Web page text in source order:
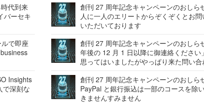
代到来
バーセキ
で即座
Insights
で深刻な
創刊 27 周年記念キャンペーンのおしら
人に一人のエリートからぞくぞくとお
いただいております
創刊 27 周年記念キャンペーンのおしら
年後の 12 月 1 日以降に御連絡ください
思ってはいましたがやっぱり来た問い
創刊 27 周年記念キャンペーンのおしら
PayPal と銀行振込は一部のコースを除
きませんすみません